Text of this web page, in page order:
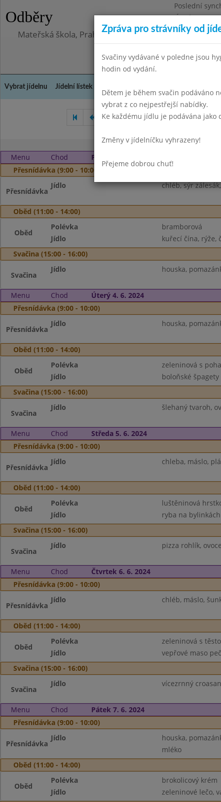
Odběry
Poslední
Úterý
Mateřská škola, Praha 10, Kodaňská 989/14,
Vybrat jídelnu Jídelní lístek
Duben 2024 Květen 2024
Menu Chod
Pondělí 3. 6. 2024
Přesnídávka (9:00 - 10:00)
Přesnídávka
Jídlo chléb, sýr
Oběd (11:00 - 14:00)
Oběd
Polévka
bramborová
Jídlo
kuřecí čína, rýže,
Svačina (15:00 - 16:00)
Svačina
Jídlo houska,
Menu Chod
Úterý 4. 6. 2024
Přesnídávka (9:00 - 10:00)
Přesnídávka
Jídlo houska,
Oběd (11:00 - 14:00)
Oběd
Polévka
zeleninová s
Jídlo
boloňské
Svačina (15:00 - 16:00)
Svačina
Jídlo šlehaný tvaroh,
Menu Chod
Středa 5. 6. 2024
Přesnídávka (9:00 - 10:00)
Přesnídávka
Jídlo chleba, máslo,
Oběd (11:00 - 14:00)
Oběd
Polévka
luštěninová
Jídlo
ryba na
Svačina (15:00 - 16:00)
Svačina
Jídlo pizza rohlík,
Menu Chod
Čtvrtek 6. 6. 2024
Přesnídávka (9:00 - 10:00)
Přesnídávka
Jídlo chléb, máslo,
Oběd (11:00 - 14:00)
Oběd
Polévka
zeleninová s
Jídlo
vepřové maso
Svačina (15:00 - 16:00)
Svačina
Jídlo vícezrnný
Menu Chod
Pátek 7. 6. 2024
Přesnídávka (9:00 - 10:00)
Přesnídávka
Jídlo
houska,
mléko
Oběd (11:00 - 14:00)
Oběd
Polévka
brokolicový krém
Jídlo
zeleninové lečo,
Zpráva pro strávníky od
Svačiny vydávané v poledne jsou
hodin od vydání.
Dětem je během svačin podáváno
vybrat z co nejpestřejší nabídky.
Ke každému jídlu je podávána jako
Změny v jídelníčku vyhrazeny!
Přejeme dobrou chuť!